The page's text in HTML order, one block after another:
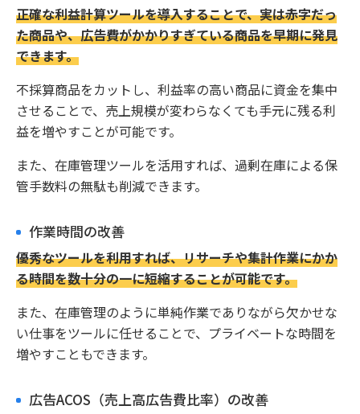
正確な利益計算ツールを導入することで、実は赤字だっ
た商品や、広告費がかかりすぎている商品を早期に発見
できます。
不採算商品をカットし、利益率の高い商品に資金を集中
させることで、売上規模が変わらなくても手元に残る利
益を増やすことが可能です。
また、在庫管理ツールを活用すれば、過剰在庫による保
管手数料の無駄も削減できます。
作業時間の改善
優秀なツールを利用すれば、リサーチや集計作業にかか
る時間を数十分の一に短縮することが可能です。
また、在庫管理のように単純作業でありながら欠かせな
い仕事をツールに任せることで、プライベートな時間を
増やすこともできます。
広告ACOS（売上高広告費比率）の改善